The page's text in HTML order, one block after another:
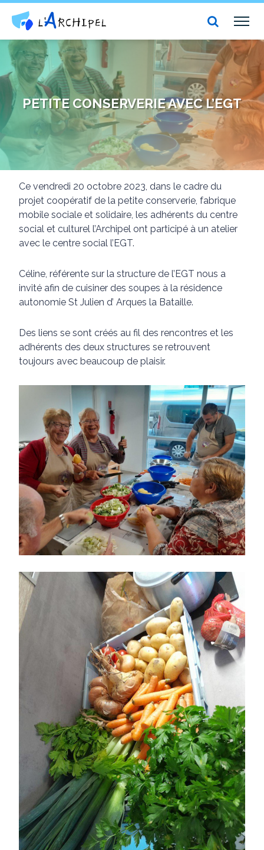
Centre social et culturel l'Archipel
PETITE CONSERVERIE AVEC L’EGT
Ce vendredi 20 octobre 2023, dans le cadre du
projet coopératif de la petite conserverie, fabrique
mobile sociale et solidaire, les adhérents du centre
social et culturel l’Archipel ont participé à un atelier
avec le centre social l’EGT.
Céline, référente sur la structure de l’EGT nous a
invité afin de cuisiner des soupes à la résidence
autonomie St Julien d’ Arques la Bataille.
Des liens se sont créés au fil des rencontres et les
adhérents des deux structures se retrouvent
toujours avec beaucoup de plaisir.